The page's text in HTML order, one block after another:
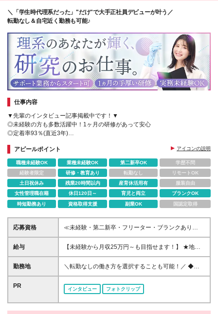
＼「学生時代理系だった」"だけ"で大手正社員デビューが叶う／
転勤なし＆自宅近く勤務も可能♪
仕事内容
▼先輩のインタビュー記事掲載中です！▼
◎未経験の方も多数活躍中！1ヶ月の研修があって安心
◎定着率93％(直近3年)
◎製薬/バイオ/食品などから研究対象が選べる♪
アピールポイント アイコンの説明
職種未経験OK 業種未経験OK 第二新卒OK
学歴不問
経験者限定
研修・教育あり 転勤なし
リモートOK
土日祝休み
残業20時間以内 産育休活用有
服装自由
女性管理職在籍
休日120日～ 育児と両立
ブランクOK
時短勤務あり
資格取得支援 副業OK 国認定取得
応募資格
≪未経験・第二新卒・フリーター・ブランクあり
OK！100％人柄重視の採用です！≫ ■理系分野を専攻
されていた方（専門卒又は大卒以上） ┗生物学、化
す】 ★理系知識を仕事で活かしたい方 ★そろそろ正
社員として安定的に働きたい方 ★プライベートの時
給与
【未経験から月収25万円～も目指せます！】 ★地域
手当：最大2万円 ★住宅補助：最大6.7万円 ★交通費
全額支給（片道2km以上） ★引越補助等：全額支給
実績)＋決算賞与＋各種手当 ※経験・年齢・スキル・
勤務地
＼転勤なしの働き方を選択することも可能！／ ◆希
望を考慮して決定 ◆住宅補助で生活も安心♪ ◆借り上
げ社宅でペットも飼える◎ 当社がお取引している全
国各地の 大手企業や公的機関での勤務となります。
（北海道・沖縄県を除く） ■大阪営業所 大阪府大阪市
西区北堀江2-2-18 ワールドホールディングス北堀江
PR
インタビュー フォトクリップ